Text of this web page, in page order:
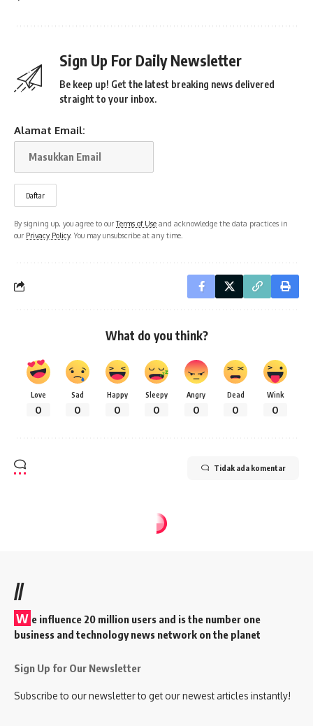
Sign Up For Daily Newsletter
Be keep up! Get the latest breaking news delivered
straight to your inbox.
Alamat Email:
By signing up, you agree to ourTerms of Use and acknowledge the data practices in
our Privacy Policy. You may unsubscribe at any time.
What do you think?
Love
0
Sad
0
Happy
0
Sleepy
0
Angry
0
Dead
0
Wink
0
Tidak ada komentar
//
W e influence 20 million users and is the number one
business and technology news network on the planet
Sign Up for Our Newsletter
Subscribe to our newsletter to get our newest articles instantly!